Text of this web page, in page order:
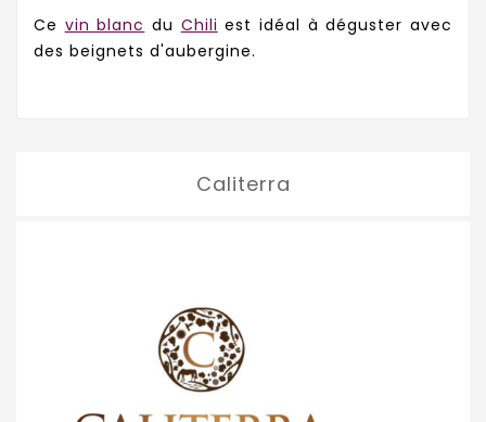
Ce vin blanc du Chili est idéal à déguster avec
des beignets d'aubergine.
Caliterra